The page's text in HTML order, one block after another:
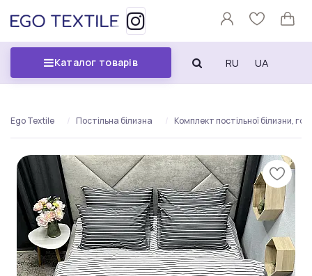
Каталог товарів RU UA
Ego Textile Постільна білизна Комплект постільної білизни,